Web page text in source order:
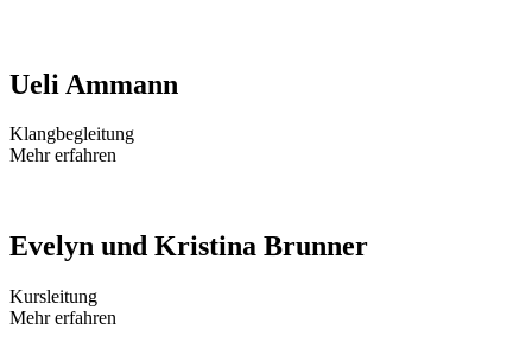
Ueli Ammann
Klangbegleitung
Mehr erfahren
Evelyn und Kristina Brunner
Kursleitung
Mehr erfahren